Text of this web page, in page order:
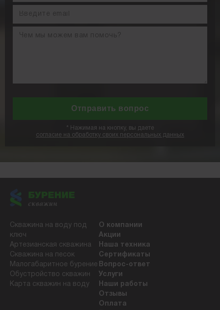
* Нажимая на кнопку, вы даете
согласие на обработку своих персональных данных
Скважина на воду под
ключ
Артезианская скважина
Скважина на песок
Малогабаритное бурение
Обустройство скважин
Карта скважин на воду
О компании
Акции
Наша техника
Сертификаты
Вопрос-ответ
Услуги
Наши работы
Отзывы
Оплата